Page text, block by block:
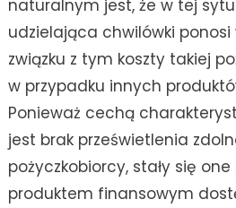
naturalnym jest, że w tej
udzielająca chwilówki ponosi
związku z tym koszty takiej
w przypadku innych
Ponieważ cechą
jest brak prześwietlenia
pożyczkobiorcy, stały się
produktem finansowym